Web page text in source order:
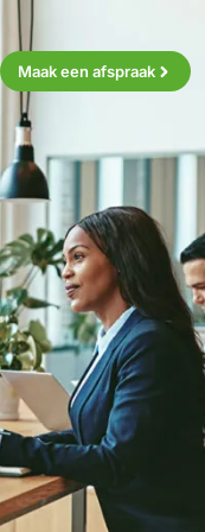
Maak een afspraak